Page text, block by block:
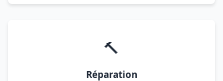
🔨
Réparation